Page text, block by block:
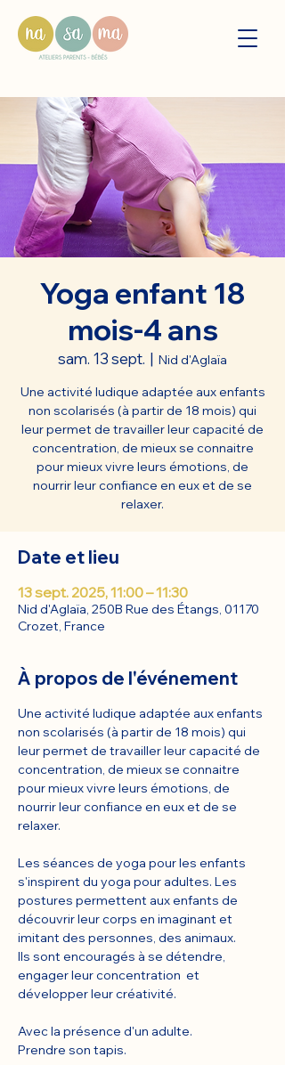
Yoga enfant 18
mois-4 ans
sam. 13 sept.
  |
Nid d'Aglaïa
Une activité ludique adaptée aux enfants
non scolarisés (à partir de 18 mois) qui
leur permet de travailler leur capacité de
concentration, de mieux se connaitre
pour mieux vivre leurs émotions, de
nourrir leur confiance en eux et de se
relaxer.
Date et lieu
13 sept. 2025, 11:00 – 11:30
Nid d'Aglaïa, 250B Rue des Étangs, 01170
Crozet, France
À propos de l'événement
Une activité ludique adaptée aux enfants
non scolarisés (à partir de 18 mois) qui
leur permet de travailler leur capacité de
concentration, de mieux se connaitre
pour mieux vivre leurs émotions, de
nourrir leur confiance en eux et de se
relaxer.
Les séances de yoga pour les enfants
s'inspirent du yoga pour adultes. Les
postures permettent aux enfants de
découvrir leur corps en imaginant et
imitant des personnes, des animaux.
Ils sont encouragés à se détendre,
engager leur concentration  et
développer leur créativité.
Avec la présence d'un adulte.
Prendre son tapis.